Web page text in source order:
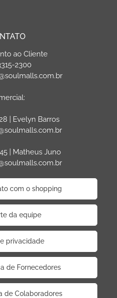
ao Cliente
2300
| Evelyn Barros
| Matheus Juno
com o shopping
da equipe
privacidade
de Fornecedores
de Colaboradores